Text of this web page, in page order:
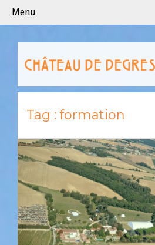
Menu
Tag : formation